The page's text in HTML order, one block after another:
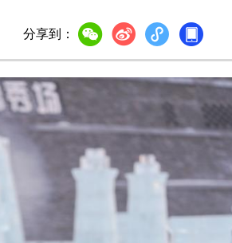
分享到：